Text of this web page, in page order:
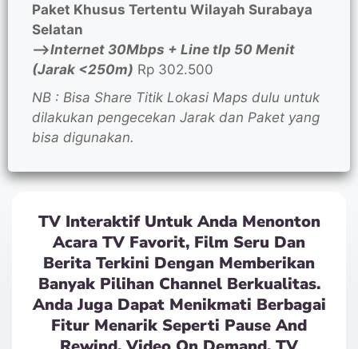
Paket Khusus Tertentu Wilayah Surabaya
Selatan
—>Internet 30Mbps + Line tlp 50 Menit
(Jarak <250m) Rp 302.500
NB : Bisa Share Titik Lokasi Maps dulu untuk
dilakukan pengecekan Jarak dan Paket yang
bisa digunakan.
TV Interaktif Untuk Anda Menonton
Acara TV Favorit, Film Seru Dan
Berita Terkini Dengan Memberikan
Banyak Pilihan Channel Berkualitas.
Anda Juga Dapat Menikmati Berbagai
Fitur Menarik Seperti Pause And